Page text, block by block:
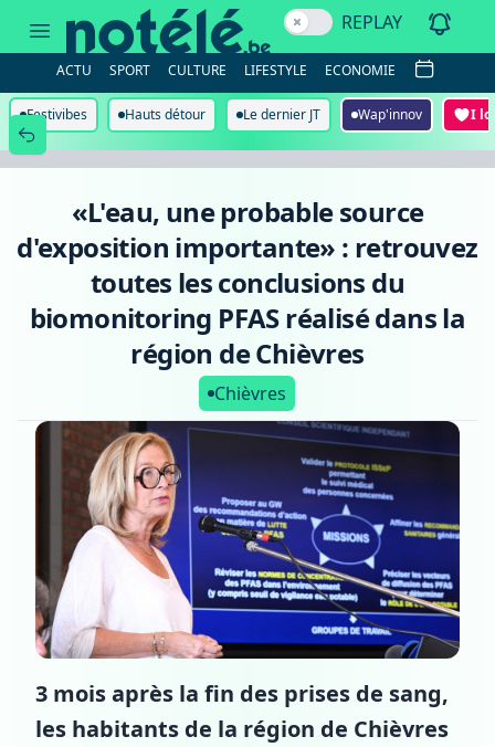
probable
d'exposition
importante»
retrouvez
toutes
les
biomonitoring
PFAS
réalisé
région
REPLAY
ACTU SPORT CULTURE LIFESTYLE ECONOMIE
Festivibes Hauts détour Le dernier JT Wap'innov I
«L'eau, une probable source
d'exposition importante» : retrouvez
toutes les conclusions du
biomonitoring PFAS réalisé dans la
région de Chièvres
Chièvres
3 mois après la fin des prises de sang,
les habitants de la région de Chièvres